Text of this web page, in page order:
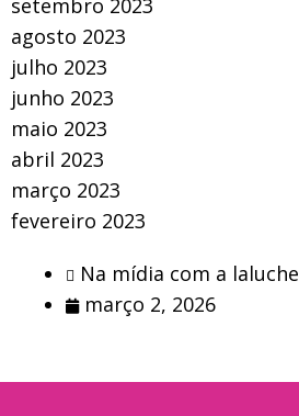
agosto 2023
julho 2023
junho 2023
maio 2023
abril 2023
março 2023
fevereiro 2023
Na mídia com a laluche
março 2, 2026